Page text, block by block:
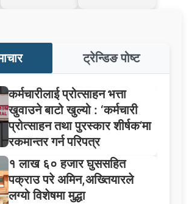
ट्रेन्डिङ पोष्ट
कर्मचारीलाई प्रोत्साहन भत्ता
खुवाउने बाटो खुल्यो : ‘कर्मचारी
प्रोत्साहन तथा पुरस्कार शीर्षक’मा
रकमान्तर गर्न परिपत्र
१ लाख ६० हजार घुससहित
पक्राउ परे अमिन,अख्तियारले
लग्यो विशेषमा मुद्धा